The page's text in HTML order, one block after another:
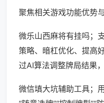
聚焦相关游戏功能优势与
微乐山西麻将有挂吗；
策略、暗杠优化、提高
过AI算法调整牌局结果
微信填大坑辅助工具；